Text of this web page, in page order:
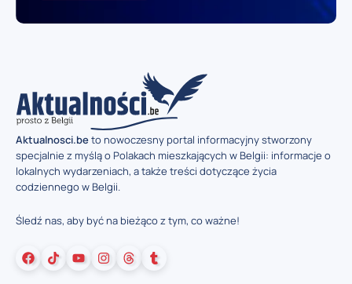
Aktualnosci.beto nowoczesny portal informacyjny stworzony
specjalnie z myślą o Polakach mieszkających w Belgii: informacje o
lokalnych wydarzeniach, a także treści dotyczące życia
codziennego w Belgii.
Śledź nas, aby być na bieżąco z tym, co ważne!